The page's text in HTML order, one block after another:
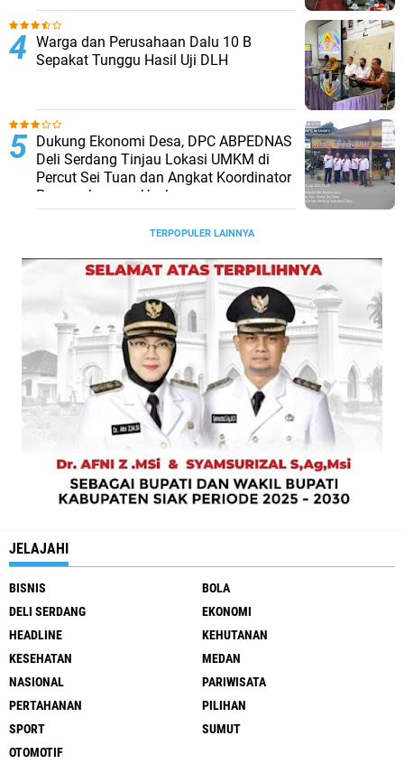
Warga dan Perusahaan Dalu 10 B
Sepakat Tunggu Hasil Uji DLH
Dukung Ekonomi Desa, DPC ABPEDNAS
Deli Serdang Tinjau Lokasi UMKM di
Percut Sei Tuan dan Angkat Koordinator
Pengembangan Usaha
TERPOPULER LAINNYA
JELAJAHI
BISNIS
BOLA
DELI SERDANG
EKONOMI
HEADLINE
KEHUTANAN
KESEHATAN
MEDAN
NASIONAL
PARIWISATA
PERTAHANAN
PILIHAN
SPORT
SUMUT
OTOMOTIF